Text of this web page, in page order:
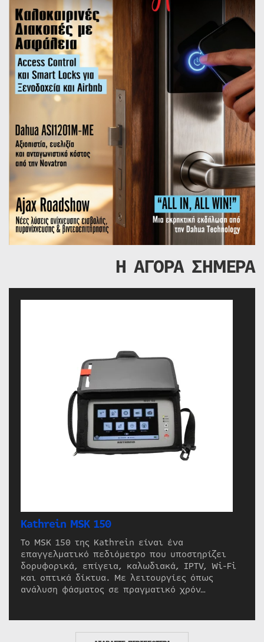
Η ΑΓΟΡΑ ΣΗΜΕΡΑ
Kathrein MSK 150
Το MSK 150 της Kathrein είναι ένα
επαγγελματικό πεδιόμετρο που υποστηρίζει
δορυφορικά, επίγεια, καλωδιακά, IPTV, Wi-Fi
και οπτικά δίκτυα. Με λειτουργίες όπως
ανάλυση φάσματος σε πραγματικό χρόν…